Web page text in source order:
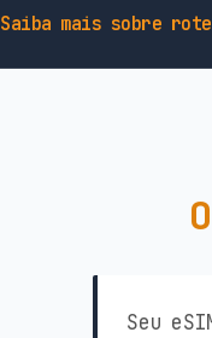
Saiba mais sobre
Seu